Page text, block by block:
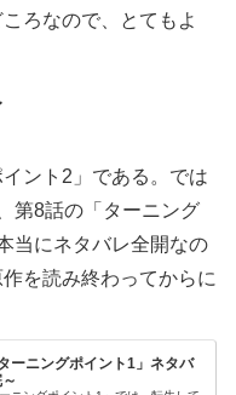
ろなので、とてもよ
ント2」である。では
第8話の「ターニング
当にネタバレ全開なの
を読み終わってからに
ーニングポイント1」ネタバ